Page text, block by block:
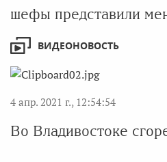
шефы представили
ВИДЕОНОВОСТЬ
4 апр. 2021 г., 12:54:54
Во Владивостоке